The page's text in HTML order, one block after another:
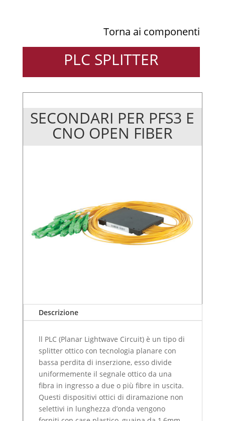
Torna ai componenti
PLC SPLITTER
SECONDARI PER PFS3 E
CNO OPEN FIBER
Descrizione
ll PLC (Planar Lightwave Circuit) è un tipo di
splitter ottico con tecnologia planare con
bassa perdita di inserzione, esso divide
uniformemente il segnale ottico da una
fibra in ingresso a due o più fibre in uscita.
Questi dispositivi ottici di diramazione non
selettivi in lunghezza d’onda vengono